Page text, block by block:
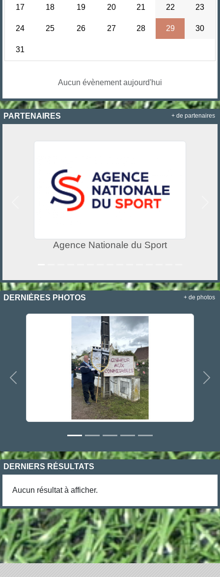
17 18 19 20 21 22 23
24 25 26 27 28 29 30
31
Aucun évènement aujourd'hui
PARTENAIRES
Agence Nationale du Sport
+ de partenaires
DERNIÈRES PHOTOS
Précedent
+ de photos
DERNIERS RÉSULTATS
Aucun résultat à afficher.